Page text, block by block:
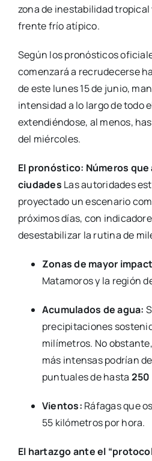
zona de inestabilidad tropical
frente frío atípico.
Según los pronósticos
comenzará a recrudecerse
de este lunes 15 de junio,
intensidad a lo largo de todo
extendiéndose, al menos,
del miércoles.
El pronóstico: Números que
ciudades Las autoridades
proyectado un escenario
próximos días, con
desestabilizar la rutina de
Zonas de mayor
Matamoros y la región
Acumulados de agua:
precipitaciones
milímetros. No
más intensas podrían
puntuales de hasta
Vientos: Ráfagas que
55 kilómetros por hora.
El hartazgo ante el